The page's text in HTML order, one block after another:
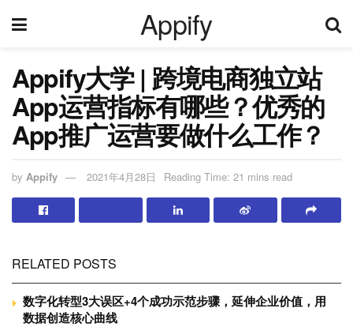
Appify
Appify大学 | 跨境电商独立站
App运营指标有哪些？优秀的
App推广运营要做什么工作？
by Appify 2021年4月28日 Reading Time: 21 mins read
RELATED POSTS
数字化转型3大误区+4个成功示范步骤，延伸企业价值，用
数据创造核心曲线